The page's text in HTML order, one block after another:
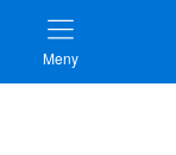
Meny